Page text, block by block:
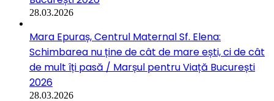
28.03.2026
Mara Epuraș, Centrul Maternal Sf. Elena:
Schimbarea nu ține de cât de mare ești, ci de cât
de mult îți pasă / Marșul pentru Viață București
2026
28.03.2026